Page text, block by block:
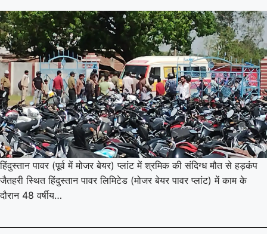
हिंदुस्तान पावर (पूर्व में मोजर बेयर) प्लांट में श्रमिक की संदिग्ध मौत से हड़कंप
जैतहरी स्थित हिंदुस्तान पावर लिमिटेड (मोजर बेयर पावर प्लांट) में काम के
दौरान 48 वर्षीय…